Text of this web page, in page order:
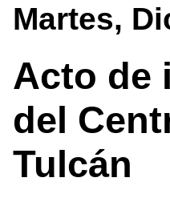
Martes,
Acto de
del
Tulcán